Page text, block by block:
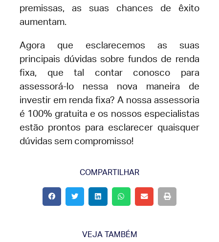
premissas, as suas chances de êxito
aumentam.
Agora que esclarecemos as suas
principais dúvidas sobre fundos de renda
fixa, que tal contar conosco para
assessorá-lo nessa nova maneira de
investir em renda fixa? A nossa assessoria
é 100% gratuita e os nossos especialistas
estão prontos para esclarecer quaisquer
dúvidas sem compromisso!
COMPARTILHAR
VEJA TAMBÉM